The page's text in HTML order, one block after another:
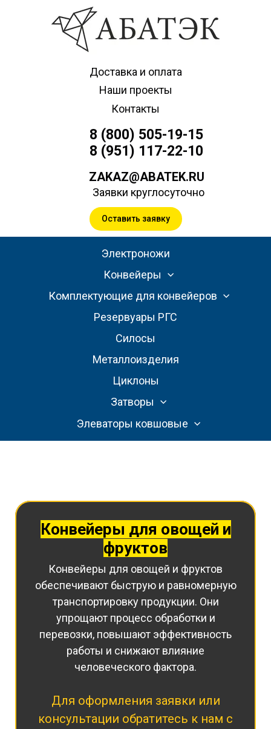
Доставка и оплата
Наши проекты
Контакты
8 (800) 505-19-15
8 (951) 117-22-10
ZAKAZ@ABATEK.RU
Заявки круглосуточно
Оставить заявку
Электроножи
Конвейеры
Комплектующие для конвейеров
Резервуары РГС
Силосы
Металлоизделия
Циклоны
Затворы
Элеваторы ковшовые
Конвейеры для овощей и
фруктов
Конвейеры для овощей и фруктов
обеспечивают быструю и равномерную
транспортировку продукции. Они
упрощают процесс обработки и
перевозки, повышают эффективность
работы и снижают влияние
человеческого фактора.
Для оформления заявки или
консультации обратитесь к нам с